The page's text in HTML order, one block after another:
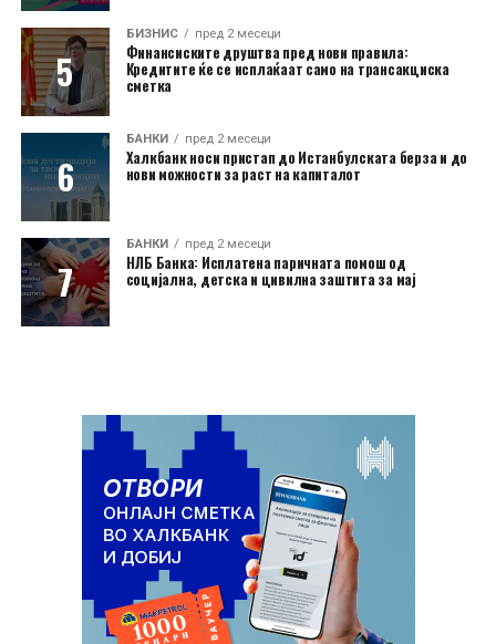
БИЗНИС пред 2 месеци
Финансиските друштва пред нови правила:
Кредитите ќе се исплаќаат само на трансакциска
сметка
БАНКИ пред 2 месеци
Халкбанк носи пристап до Истанбулската берза и до
нови можности за раст на капиталот
БАНКИ пред 2 месеци
НЛБ Банка: Исплатена паричната помош од
социјална, детска и цивилна заштита за мај